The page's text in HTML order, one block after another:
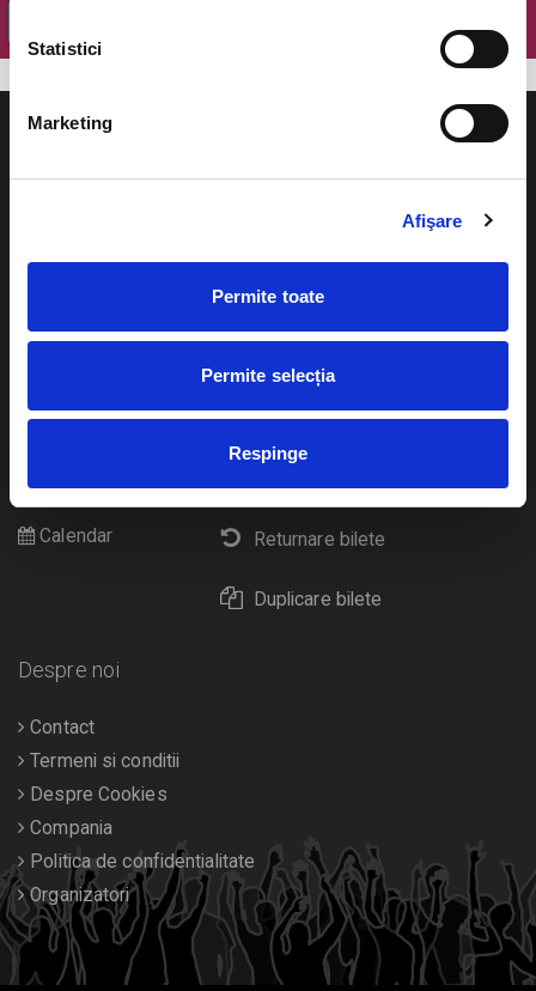
Statistici
Marketing
Afişare
Permite toate
Permite selecția
Respinge
Cum comand bilete?
eBilet printat acasa
Returnare bilete
Duplicare bilete
Pentru copii
Diverse
Calendar
Despre noi
Contact
Termeni si conditii
Despre Cookies
Compania
Politica de confidentialitate
Organizatori